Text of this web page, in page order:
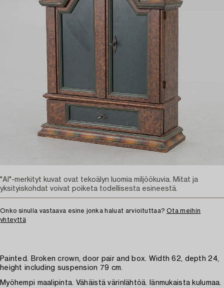
Onko sinulla vastaava esine jonka haluat arvioituttaa? Ota meihin
yhteyttä
Painted. Broken crown, door pair and box. Width 62, depth 24,
height including suspension 79 cm.
Myöhempi maalipinta. Vähäistä värinlähtöä. Iänmukaista kulumaa.
"AI"-merkityt kuvat ovat tekoälyn luomia miljöökuvia. Mitat ja
yksityiskohdat voivat poiketa todellisesta esineestä.